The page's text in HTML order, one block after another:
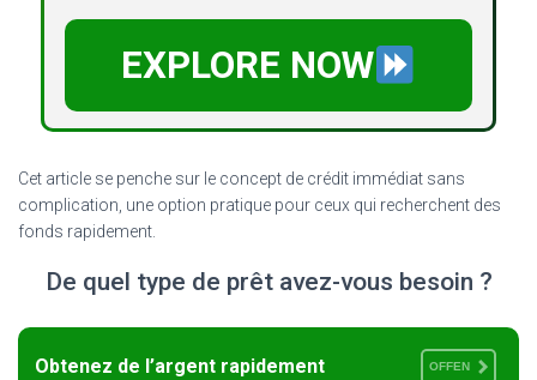
EXPLORE NOW
Cet article se penche sur le concept de crédit immédiat sans
complication, une option pratique pour ceux qui recherchent des
fonds rapidement.
De quel type de prêt avez-vous besoin ?
Obtenez de l’argent rapidement OFFEN